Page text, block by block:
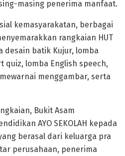
masing penerima manfaat.
kemasyarakatan, berbagai
rangkaian HUT
desain batik Kujur, lomba
quiz, lomba English speech,
menggambar, serta
Bukit Asam
AYO SEKOLAH kepada
berasal dari keluarga pra
perusahaan, penerima